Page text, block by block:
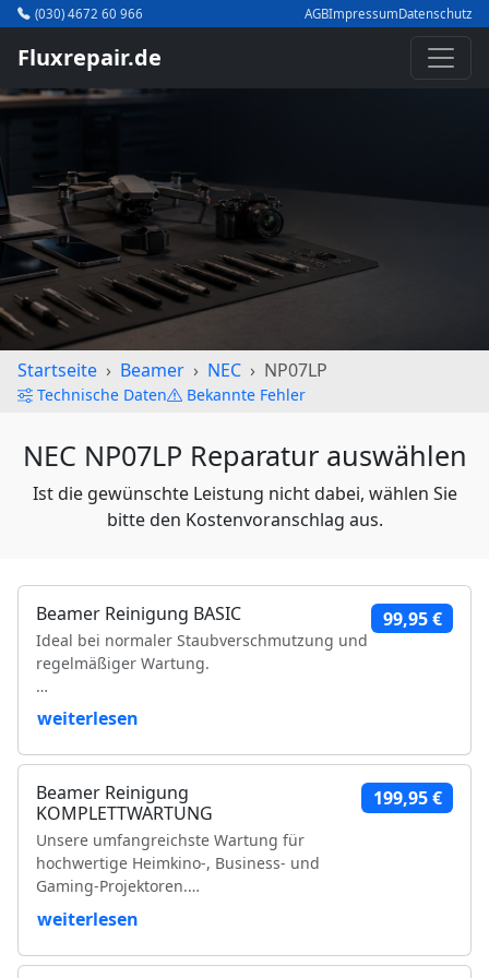
(030) 4672 60 966 AGBImpressumDatenschutz
Fluxrepair.de
Startseite Beamer NEC NP07LP
Technische Daten Bekannte Fehler
NEC NP07LP Reparatur auswählen
Ist die gewünschte Leistung nicht dabei, wählen Sie
bitte den Kostenvoranschlag aus.
Beamer Reinigung BASIC
Ideal bei normaler Staubverschmutzung und
regelmäßiger Wartung.
Leistungsumfang:
Reinigung der Luftfilter und Gehäuseteile
Reinigung der Kühlkörper
Objektivreinigung
Entfernung loser Staubablagerungen im
Geräteinneren
Prüfung der Bildqualität
Funktionsprüfung
weiterlesen
99,95 €
Beamer Reinigung
KOMPLETTWARTUNG
Unsere umfangreichste Wartung für
hochwertige Heimkino-, Business- und
Gaming-Projektoren.
Leistungsumfang:
weiterlesen
199,95 €